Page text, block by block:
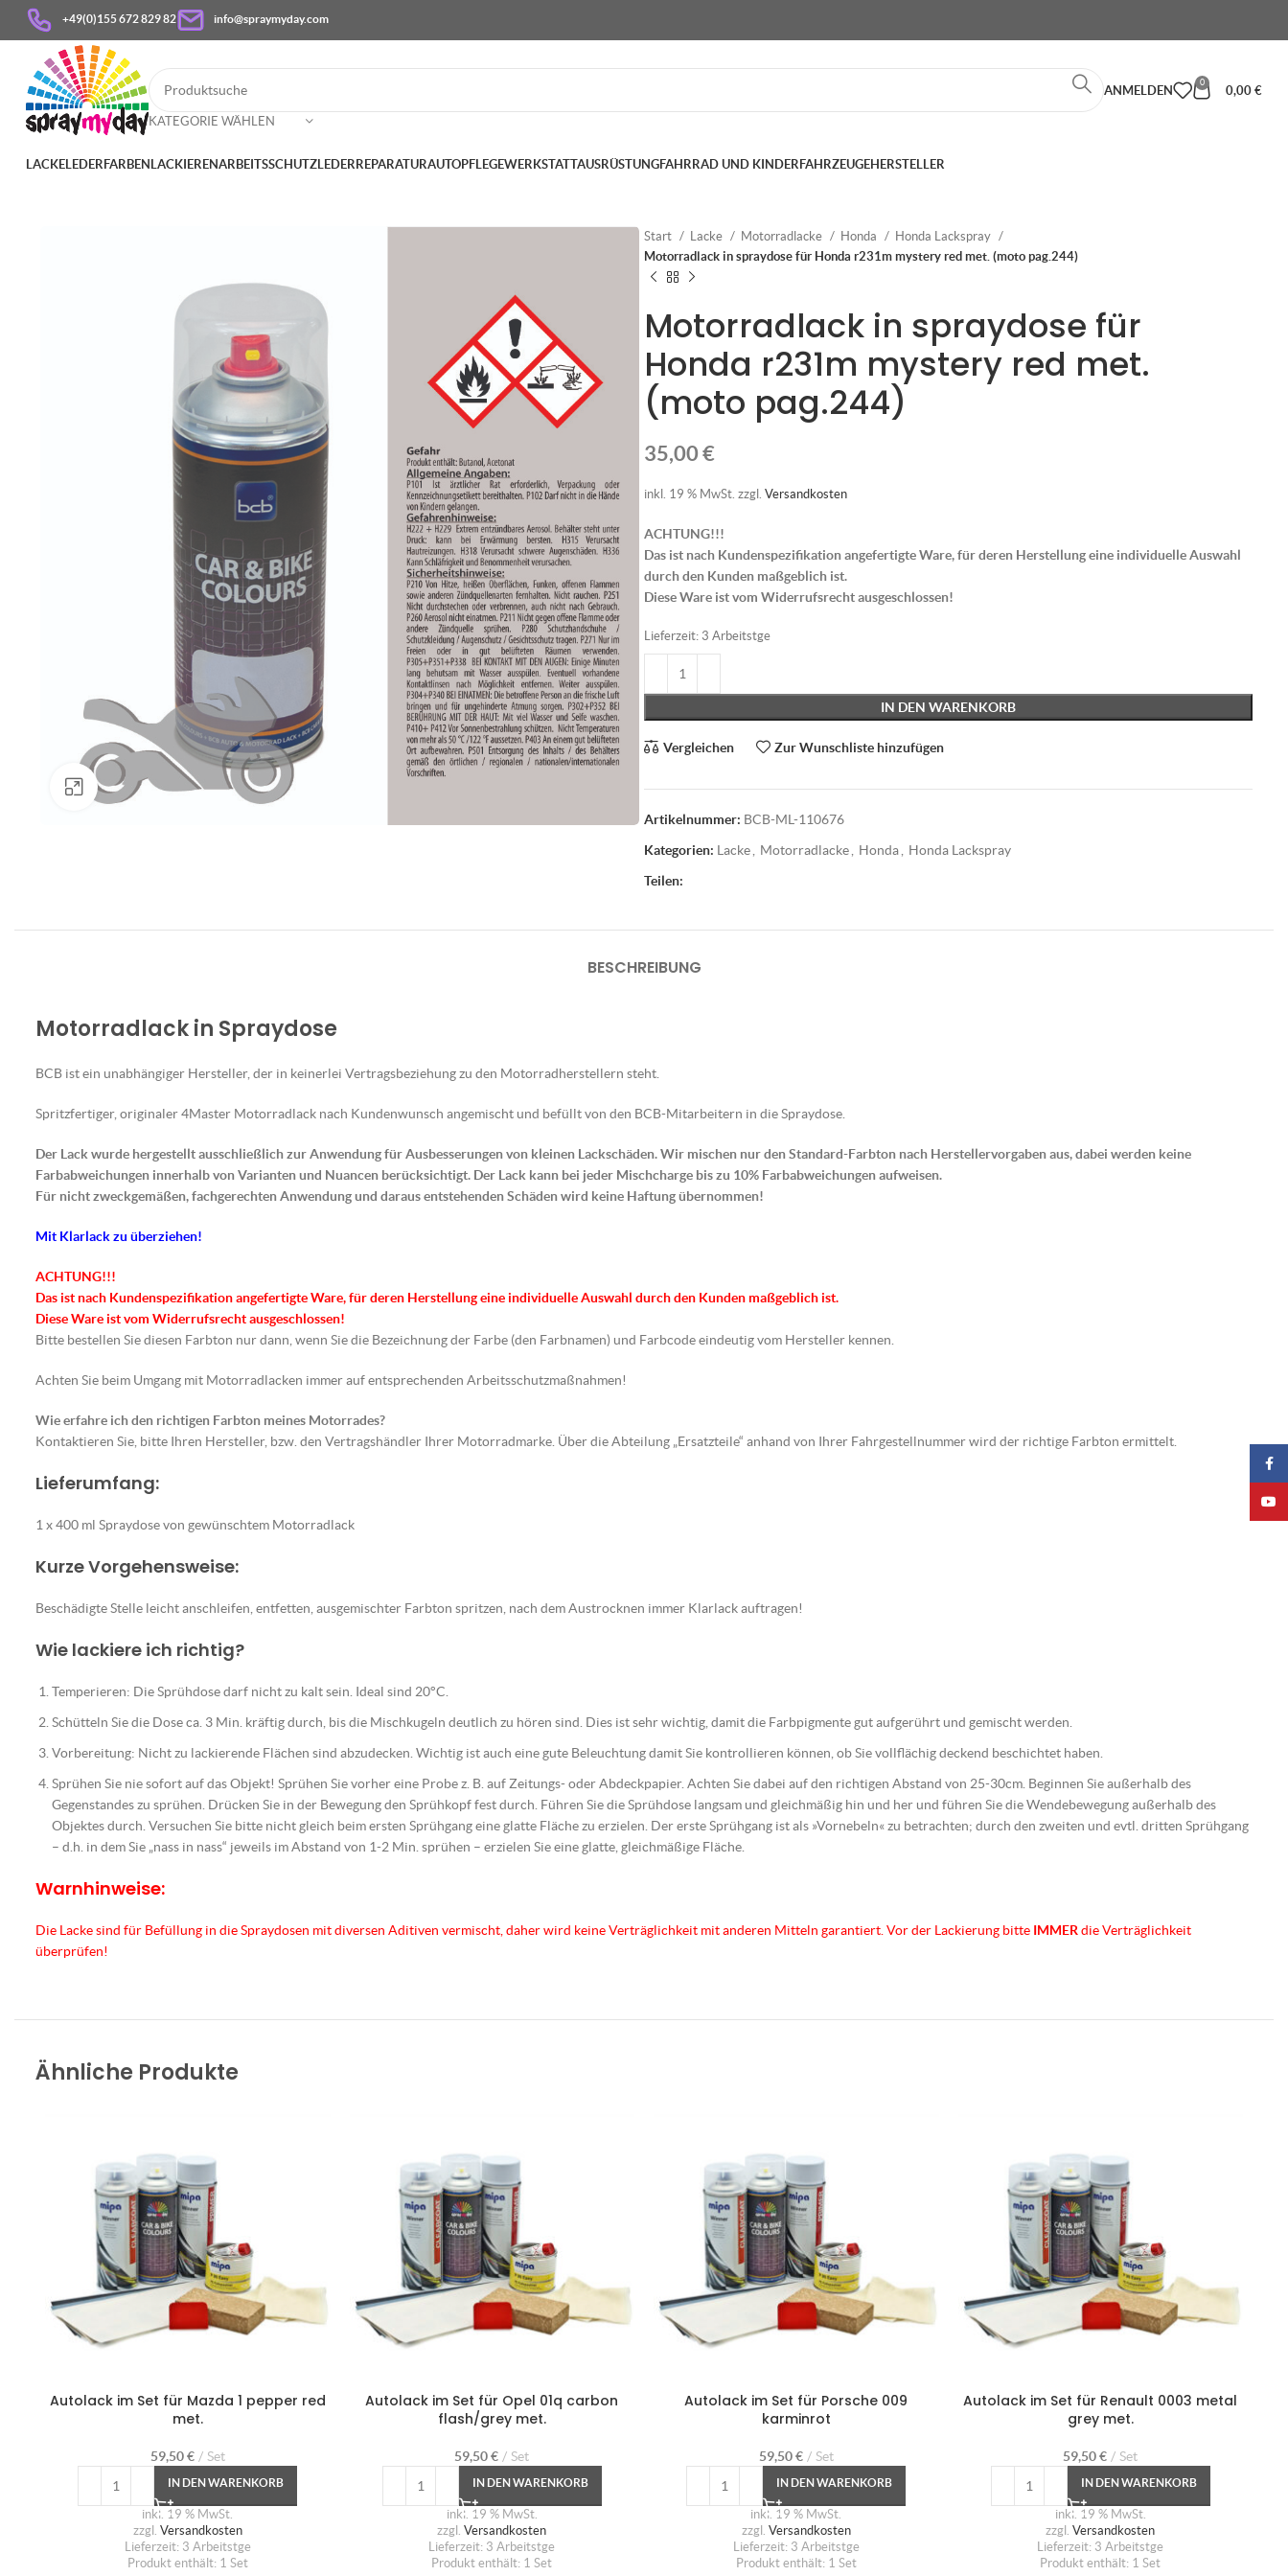
+49(0)155 672 829 82 info@spraymyday.com
KATEGORIE WÄHLEN
ANMELDEN
0
0,00 €
LACKELEDERFARBENLACKIERENARBEITSSCHUTZLEDERREPARATURAUTOPFLEGEWERKSTATTAUSRÜSTUNGFAHRRAD UND KINDERFAHRZEUGEHERSTELLER
Klick zum Vergrößern
Start Lacke Motorradlacke Honda
Honda Lackspray
Motorradlack in spraydose für Honda r231m mystery red met. (moto pag.244)
Motorradlack in spraydose für
Honda r231m mystery red met.
(moto pag.244)
35,00€
inkl. 19 % MwSt. zzgl. Versandkosten
ACHTUNG!!!
Das ist nach Kundenspezifikation angefertigte Ware, für deren Herstellung eine individuelle Auswahl
durch den Kunden maßgeblich ist.
Diese Ware ist vom Widerrufsrecht ausgeschlossen!
Lieferzeit: 3 Arbeitstge
IN DEN WARENKORB
Vergleichen Zur Wunschliste hinzufügen
Artikelnummer: BCB-ML-110676
Kategorien: Lacke Motorradlacke Honda
Honda Lackspray
Teilen:
BESCHREIBUNG
Motorradlack in Spraydose
BCB ist ein unabhängiger Hersteller, der in keinerlei Vertragsbeziehung zu den Motorradherstellern steht.
Spritzfertiger, originaler 4Master Motorradlack nach Kundenwunsch angemischt und befüllt von den BCB-Mitarbeitern in die Spraydose.
Der Lack wurde hergestellt ausschließlich zur Anwendung für Ausbesserungen von kleinen Lackschäden. Wir mischen nur den Standard-Farbton nach Herstellervorgaben aus, dabei werden keine
Farbabweichungen innerhalb von Varianten und Nuancen berücksichtigt. Der Lack kann bei jeder Mischcharge bis zu 10% Farbabweichungen aufweisen.
Für nicht zweckgemäßen, fachgerechten Anwendung und daraus entstehenden Schäden wird keine Haftung übernommen!
Mit Klarlack zu überziehen!
ACHTUNG!!!
Das ist nach Kundenspezifikation angefertigte Ware, für deren Herstellung eine individuelle Auswahl durch den Kunden maßgeblich ist.
Diese Ware ist vom Widerrufsrecht ausgeschlossen!
Bitte bestellen Sie diesen Farbton nur dann, wenn Sie die Bezeichnung der Farbe (den Farbnamen) und Farbcode eindeutig vom Hersteller kennen.
Achten Sie beim Umgang mit Motorradlacken immer auf entsprechenden Arbeitsschutzmaßnahmen!
Wie erfahre ich den richtigen Farbton meines Motorrades?
Kontaktieren Sie, bitte Ihren Hersteller, bzw. den Vertragshändler Ihrer Motorradmarke. Über die Abteilung „Ersatzteile“ anhand von Ihrer Fahrgestellnummer wird der richtige Farbton ermittelt.
Lieferumfang:
1 x 400 ml Spraydose von gewünschtem Motorradlack
Kurze Vorgehensweise:
Beschädigte Stelle leicht anschleifen, entfetten, ausgemischter Farbton spritzen, nach dem Austrocknen immer Klarlack auftragen!
Wie lackiere ich richtig?
Temperieren: Die Sprühdose darf nicht zu kalt sein. Ideal sind 20°C.
Schütteln Sie die Dose ca. 3 Min. kräftig durch, bis die Mischkugeln deutlich zu hören sind. Dies ist sehr wichtig, damit die Farbpigmente gut aufgerührt und gemischt werden.
Vorbereitung: Nicht zu lackierende Flächen sind abzudecken. Wichtig ist auch eine gute Beleuchtung damit Sie kontrollieren können, ob Sie vollflächig deckend beschichtet haben.
Sprühen Sie nie sofort auf das Objekt! Sprühen Sie vorher eine Probe z. B. auf Zeitungs- oder Abdeckpapier. Achten Sie dabei auf den richtigen Abstand von 25-30cm. Beginnen Sie außerhalb des
Gegenstandes zu sprühen. Drücken Sie in der Bewegung den Sprühkopf fest durch. Führen Sie die Sprühdose langsam und gleichmäßig hin und her und führen Sie die Wendebewegung außerhalb des
Objektes durch. Versuchen Sie bitte nicht gleich beim ersten Sprühgang eine glatte Fläche zu erzielen. Der erste Sprühgang ist als »Vornebeln« zu betrachten; durch den zweiten und evtl. dritten Sprühgang
– d.h. in dem Sie „nass in nass“ jeweils im Abstand von 1-2 Min. sprühen – erzielen Sie eine glatte, gleichmäßige Fläche.
Warnhinweise:
Die Lacke sind für Befüllung in die Spraydosen mit diversen Aditiven vermischt, daher wird keine Verträglichkeit mit anderen Mitteln garantiert. Vor der Lackierung bitte IMMER die Verträglichkeit
überprüfen!
Ähnliche Produkte
Autolack im Set für Mazda 1 pepper red
met.
59,50€ Set
IN DEN WARENKORB
inkl. 19 % MwSt.
zzgl. Versandkosten
Lieferzeit: 3 Arbeitstge
Produkt enthält: 1 Set
Autolack im Set für Opel 01q carbon
flash/grey met.
59,50€ Set
IN DEN WARENKORB
inkl. 19 % MwSt.
zzgl.Versandkosten
Lieferzeit: 3 Arbeitstge
Produkt enthält: 1Set
Autolack im Set für Porsche 009
karminrot
59,50€ Set
IN DEN WARENKORB
inkl. 19 % MwSt.
zzgl. Versandkosten
Lieferzeit: 3 Arbeitstge
Produkt enthält: 1 Set
Autolack im Set für Renault 0003 metal
grey met.
59,50€ Set
IN DEN WARENKORB
inkl. 19 % MwSt.
zzgl.Versandkosten
Lieferzeit: 3 Arbeitstge
Produkt enthält: 1Set